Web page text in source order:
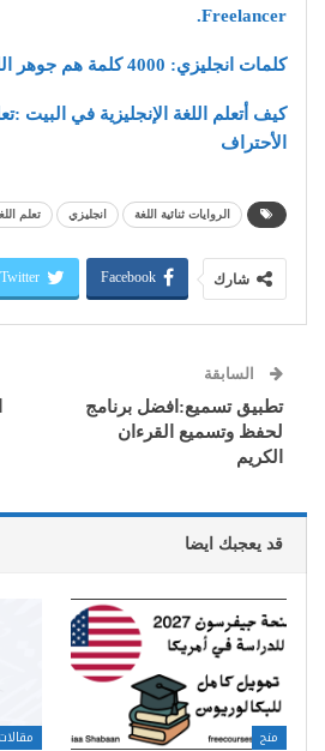
Freelancer.
كلمات انجليزي: 4000 كلمة هم جوهر اللغة الإنجليزية.
كيف أتعلم اللغة الإنجليزية في البيت
الأحتراف
الروايات ثنائية اللغة انجليزي تعلم
شارك Facebook
Twitter
السابقة
تطبيق تسميع:افضل برنامج
لحفظ وتسميع القرءان
الكريم
قد يعجبك ايضا
منح مقالات